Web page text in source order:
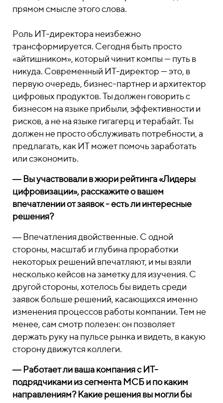
прямом смысле этого слова.
Роль ИТ-директора неизбежно
трансформируется. Сегодня быть просто
«айтишником», который чинит компы — путь в
никуда. Современный ИТ-директор — это, в
первую очередь, бизнес-партнер и архитектор
цифровых продуктов. Ты должен говорить с
бизнесом на языке прибыли, эффективности и
рисков, а не на языке гигагерц и терабайт. Ты
должен не просто обслуживать потребности, а
предлагать, как ИТ может помочь заработать
или сэкономить.
― Вы участвовали в жюри рейтинга «Лидеры
цифровизации», расскажите о вашем
впечатлении от заявок - есть ли интересные
решения?
―Впечатления двойственные. С одной
стороны, масштаб и глубина проработки
некоторых решений впечатляют, и мы взяли
несколько кейсов на заметку для изучения. С
другой стороны, хотелось бы видеть среди
заявок больше решений, касающихся именно
изменения процессов работы компании. Тем не
менее, сам смотр полезен: он позволяет
держать руку на пульсе рынка и видеть, в какую
сторону движутся коллеги.
― Работает ли ваша компания с ИТ-
подрядчиками из сегмента МСБ и по каким
направлениям? Какие решения вы могли бы